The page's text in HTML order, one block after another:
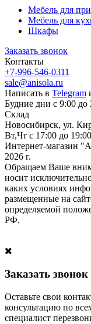
Мебель для
Мебель для
Шкафы
Заказать звонок
Контакты
+7-996-546-0311
sale@anisola.ru
Написать в Telegram
Будние дни с 9:00 до
Склад
Новосибирск, ул.
Вт,Чт с 17:00 до 19:00
Интернет-магазин
2026 г.
Обращаем Ваше
носит
каких условиях
размещенные на
определяемой
РФ.
Заказать звонок
Оставьте свои
консультацию по
специалист